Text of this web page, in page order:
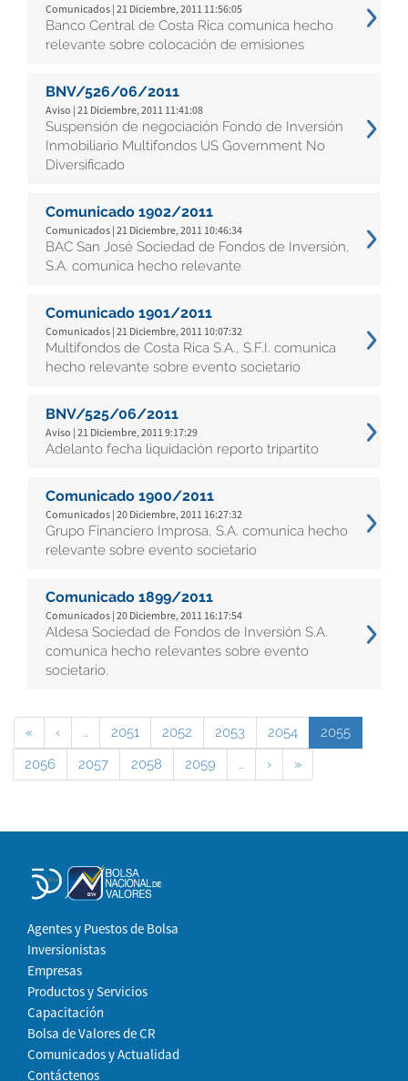
Comunicados | 21 Diciembre, 2011 11:56:05
Banco Central de Costa Rica comunica hecho
relevante sobre colocación de emisiones
BNV/526/06/2011
Aviso | 21 Diciembre, 2011 11:41:08
Suspensión de negociación Fondo de Inversión
Inmobiliario Multifondos US Government No
Diversificado
Comunicado 1902/2011
Comunicados | 21 Diciembre, 2011 10:46:34
BAC San José Sociedad de Fondos de Inversión,
S.A. comunica hecho relevante
Comunicado 1901/2011
Comunicados | 21 Diciembre, 2011 10:07:32
Multifondos de Costa Rica S.A., S.F.I. comunica
hecho relevante sobre evento societario
BNV/525/06/2011
Aviso | 21 Diciembre, 2011 9:17:29
Adelanto fecha liquidación reporto tripartito
Comunicado 1900/2011
Comunicados | 20 Diciembre, 2011 16:27:32
Grupo Financiero Improsa, S.A. comunica hecho
relevante sobre evento societario
Comunicado 1899/2011
Comunicados | 20 Diciembre, 2011 16:17:54
Aldesa Sociedad de Fondos de Inversión S.A.
comunica hecho relevantes sobre evento
societario.
« ‹ … 2051 2052 2053 2054
2055
2056
2057 2058 2059 … › »
Agentes y Puestos de Bolsa
Inversionistas
Empresas
Productos y Servicios
Capacitación
Bolsa de Valores de CR
Comunicados y Actualidad
Contáctenos